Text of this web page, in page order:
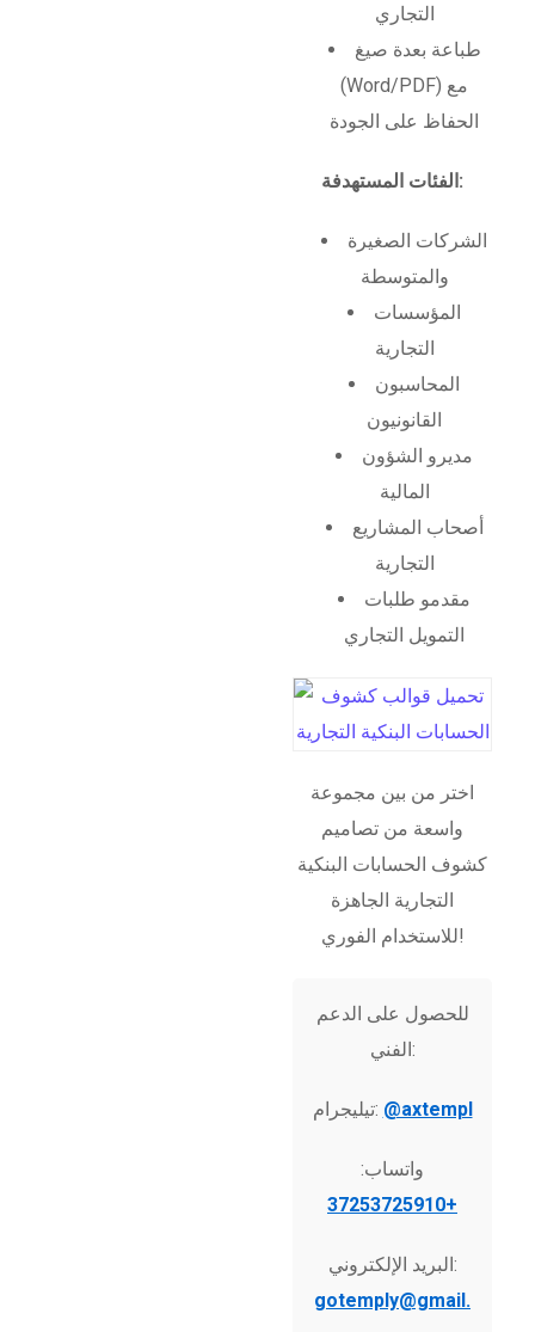
التجاري
طباعة بعدة صيغ
(Word/PDF) مع
الحفاظ على الجودة
الفئات المستهدفة:
الشركات الصغيرة
والمتوسطة
المؤسسات
التجارية
المحاسبون
القانونيون
مديرو الشؤون
المالية
أصحاب المشاريع
التجارية
مقدمو طلبات
التمويل التجاري
اختر من بين مجموعة
واسعة من تصاميم
كشوف الحسابات البنكية
التجارية الجاهزة
للاستخدام الفوري!
للحصول على الدعم
الفني:
تيليجرام: @axtempl
واتساب:
+37253725910
البريد الإلكتروني:
gotemply@gmail.